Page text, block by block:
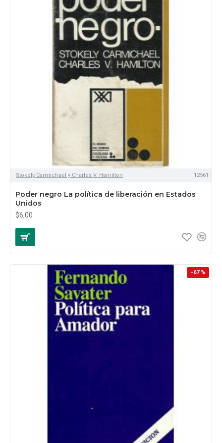
Stokely Carmichael y Charles V. Hamilton 12561
Poder negro La política de liberación en Estados
Unidos
$6,00
-67 %